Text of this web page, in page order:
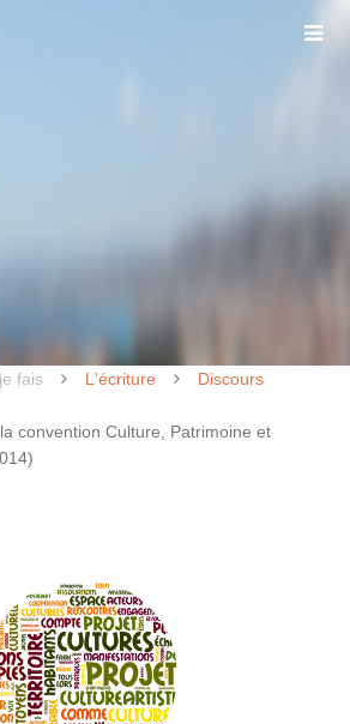
fais L'écriture Discours
convention Culture, Patrimoine et